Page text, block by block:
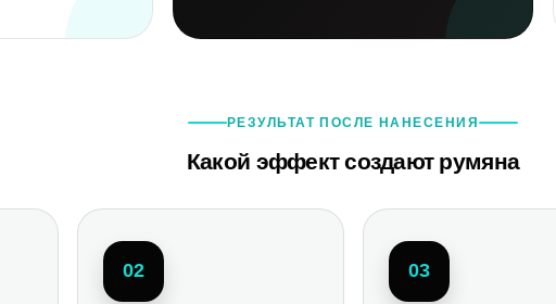
РЕЗУЛЬТАТ ПОСЛЕ НАНЕСЕНИЯ
Какой эффект создают румяна
02 03